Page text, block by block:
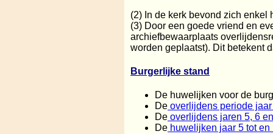
(2) In de kerk bevond zich
(3) Door een goede vriend en
archiefbewaarplaats
worden geplaatst). Dit betekent
Burgerlijke stand
De huwelijken voor de
De overlijdens periode
De overlijdens jaren 5, 6
De huwelijken jaar 5 tot en